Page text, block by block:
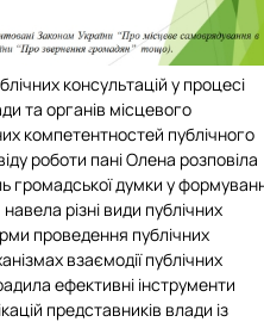
консультацій у процесі
та органів місцевого
компетентностей публічного
роботи пані Олена розповіла
громадської думки у
різні види публічних
проведення публічних
взаємодії публічних
ефективні інструменти
представників влади із